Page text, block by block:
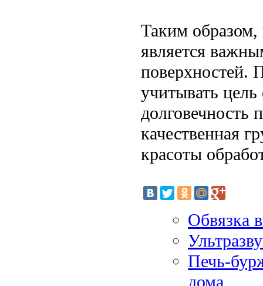
Таким образом,
является
поверхностей.
учитывать
качественная
красоты
Обвязка
Печь-
дома